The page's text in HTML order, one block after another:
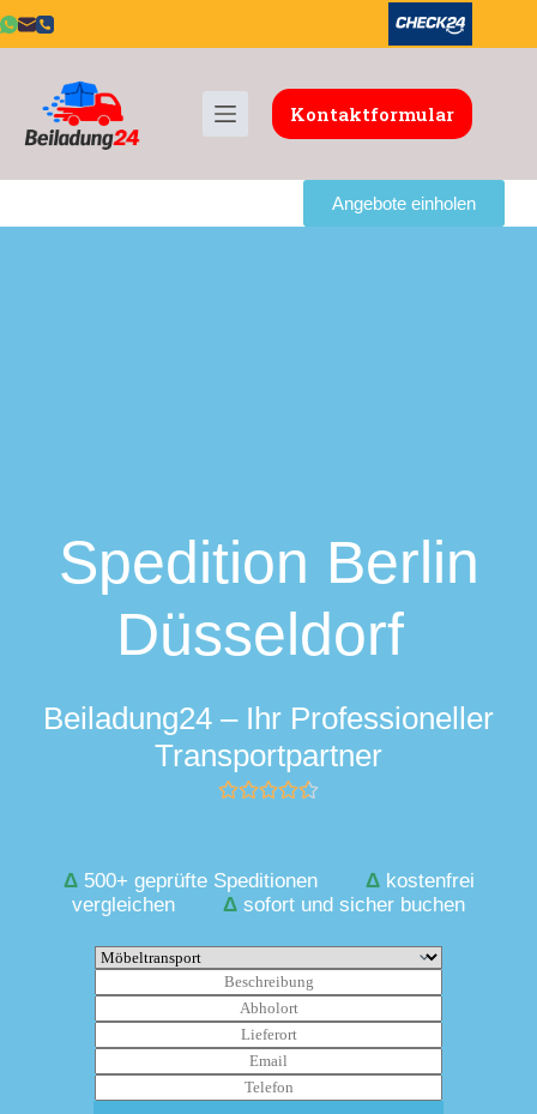
Kontaktformular
Angebote einholen
Spedition Berlin
Düsseldorf
Beiladung24 – Ihr Professioneller
Transportpartner
Δ500+ geprüfte Speditionen Δkostenfrei
vergleichen Δ sofort und sicher buchen